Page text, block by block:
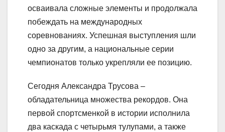
осваивала сложные элементы и продолжала
побеждать на международных
соревнованиях. Успешная выступления шли
одно за другим, а национальные серии
чемпионатов только укрепляли ее позицию.
Сегодня Александра Трусова –
обладательница множества рекордов. Она
первой спортсменкой в истории исполнила
два каскада с четырьмя тулупами, а также